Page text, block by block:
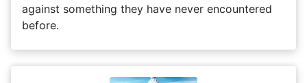
against something they have never encountered
before.